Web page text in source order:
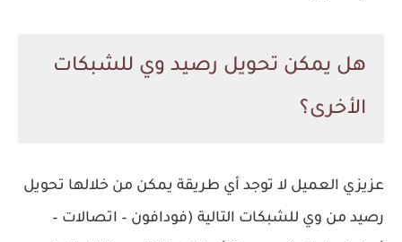
هل يمكن تحويل رصيد وي للشبكات
الأخرى؟
عزيزي العميل لا توجد أي طريقة يمكن من خلالها تحويل
رصيد من وي للشبكات التالية (فودافون – اتصالات –